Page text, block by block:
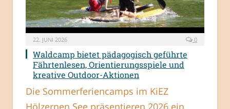
22. JUNI 2026 0
Waldcamp bietet pädagogisch geführte
Fährtenlesen, Orientierungsspiele und
kreative Outdoor-Aktionen
Die Sommerferiencamps im KiEZ
Hölzernen See präsentieren 2026 ein